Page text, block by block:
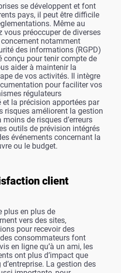
se développent et font
pays, il peut être difficile
Même au
vous préoccuper de diverses
notamment
des informations (RGPD)
conçu pour tenir compte de
aider à maintenir la
de vos activités. Il intègre
pour faciliter vos
régulateurs
la précision apportées par
risques améliorent la gestion
de risques d’erreurs
outils de prévision intégrés
événements concernant la
ou le budget.
client
plus en plus de
vers des sites,
pour recevoir des
consommateurs font
en ligne qu’à un ami, les
ont plus d’impact que
La gestion des